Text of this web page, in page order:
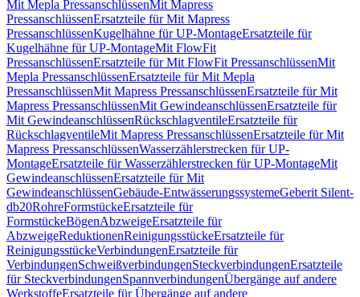
Mit Mepla PressanschlüssenMit Mapress
PressanschlüssenErsatzteile für Mit Mapress
PressanschlüssenKugelhähne für UP-MontageErsatzteile für
Kugelhähne für UP-MontageMit FlowFit
PressanschlüssenErsatzteile für Mit FlowFit PressanschlüssenMit
Mepla PressanschlüssenErsatzteile für Mit Mepla
PressanschlüssenMit Mapress PressanschlüssenErsatzteile für Mit
Mapress PressanschlüssenMit GewindeanschlüssenErsatzteile für
Mit GewindeanschlüssenRückschlagventileErsatzteile für
RückschlagventileMit Mapress PressanschlüssenErsatzteile für Mit
Mapress PressanschlüssenWasserzählerstrecken für UP-
MontageErsatzteile für Wasserzählerstrecken für UP-MontageMit
GewindeanschlüssenErsatzteile für Mit
GewindeanschlüssenGebäude-EntwässerungssystemeGeberit Silent-
db20RohreFormstückeErsatzteile für
FormstückeBögenAbzweigeErsatzteile für
AbzweigeReduktionenReinigungsstückeErsatzteile für
ReinigungsstückeVerbindungenErsatzteile für
VerbindungenSchweißverbindungenSteckverbindungenErsatzteile
für SteckverbindungenSpannverbindungenÜbergänge auf andere
WerkstoffeErsatzteile für Übergänge auf andere